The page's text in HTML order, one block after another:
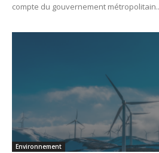
compte du gouvernement
Environnement